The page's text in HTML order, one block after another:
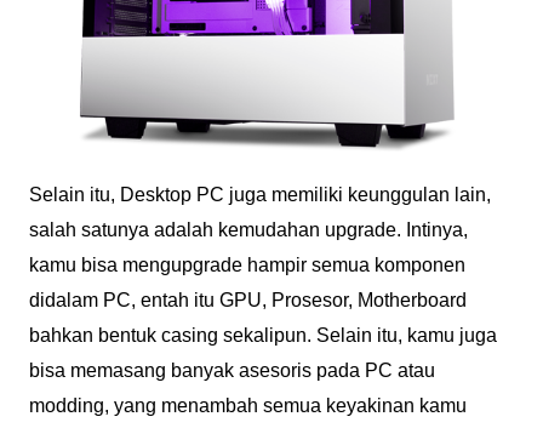
Selain itu, Desktop PC juga memiliki keunggulan lain,
salah satunya adalah kemudahan upgrade. Intinya,
kamu bisa mengupgrade hampir semua komponen
didalam PC, entah itu GPU, Prosesor, Motherboard
bahkan bentuk casing sekalipun. Selain itu, kamu juga
bisa memasang banyak asesoris pada PC atau
modding, yang menambah semua keyakinan kamu